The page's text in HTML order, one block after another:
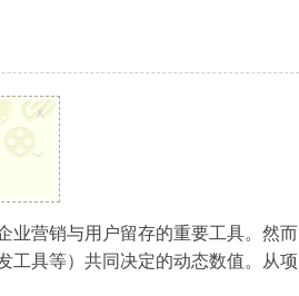
x
营销与用户留存的重要工具。然
具等）共同决定的动态数值。从